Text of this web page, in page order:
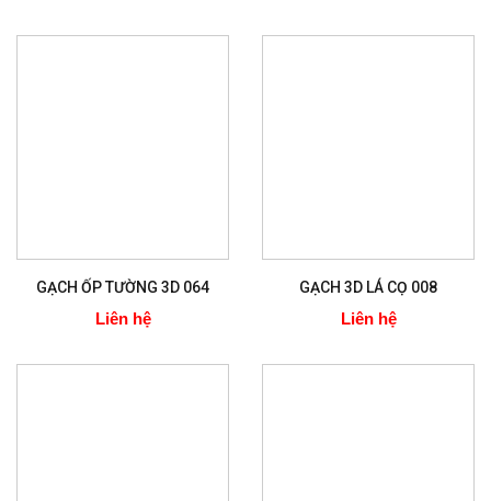
GẠCH ỐP TƯỜNG 3D 064
Liên hệ
GẠCH 3D LÁ CỌ 008
Liên hệ